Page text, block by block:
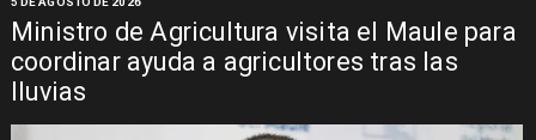
Ministro de Agricultura visita el Maule para
coordinar ayuda a agricultores tras las
lluvias